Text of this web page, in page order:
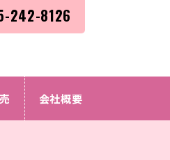
242-8126
会社概要